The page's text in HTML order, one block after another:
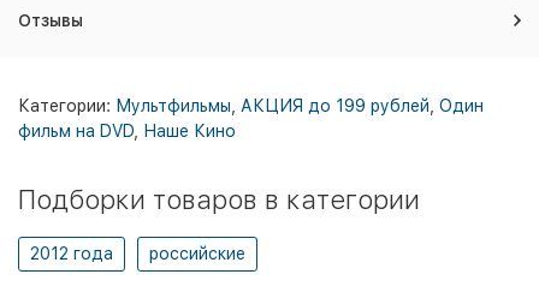
Отзывы
Категории: Мультфильмы АКЦИЯ до 199 рублей Один
фильм на DVD
Наше Кино
Подборки товаров в категории
2012 года российские